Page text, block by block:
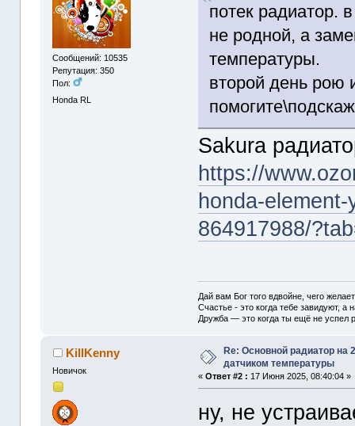
Сообщений: 10535
Репутация: 350
Пол:
Honda RL
потек радиатор.
не родной, а
температуры.
второй день рою
Sakura
https://
honda-
864917988/
Дай вам Бог того вдвойне, чего
Счастье - это когда тебе завидуют, а
Дружба — это когда ты ещё не успел
KillKenny
Новичок
Re: Основной радиатор на
датчиком температуры
«Ответ #2 : 17 Июня 2025, 08:40:04 »
ну, не